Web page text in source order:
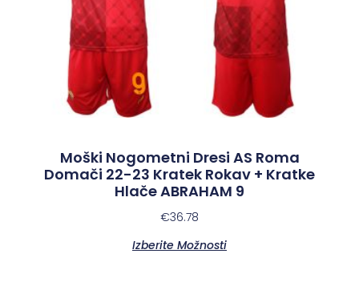
Moški Nogometni Dresi AS Roma
Domači 22-23 Kratek Rokav + Kratke
Hlače ABRAHAM 9
€36.78
Izberite Možnosti